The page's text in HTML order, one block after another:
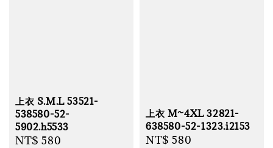
上衣 S.M.L 53521-
538580-52-
5902.h5533
Regular
NT$ 580
上衣 M~4XL 32821-
638580-52-1323.i2153
Regular
NT$ 580